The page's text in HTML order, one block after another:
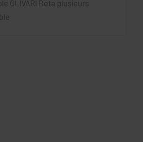
OLIVARI Beta plusieurs